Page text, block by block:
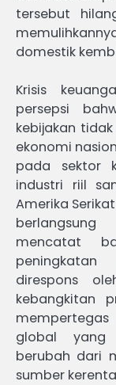
tersebut
domestik
Krisis
persepsi
kebijakan
ekonomi
pada sektor
industri riil
Amerika
mencatat
direspons
kebangkitan
global yang
berubah dari
sumber